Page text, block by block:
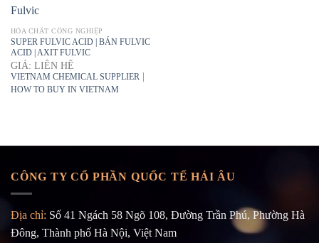
HÓA CHẤT CÔNG NGHIỆP
SUPER FULVIC ACID | BÁN FULVIC
ACID | AXIT FULVIC
GIÁ: LIÊN HỆ
VIETNAM CHEMICAL SUPPLIER|
HOW TO BUY IN VIETNAM
CÔNG TY CỔ PHẦN QUỐC TẾ HẢI ÂU
Địa chỉ: Số 41 Ngách 58 Ngõ 108, Đường Trần Phú, Phường Hà
Đông, Thành phố Hà Nội, Việt Nam